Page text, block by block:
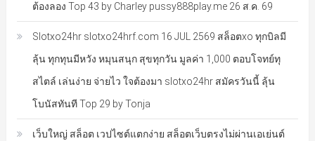
ต้องลอง Top 43 by Charley pussy888play.me 26 ส.ค. 69
Slotxo24hr slotxo24hrf.com 16 JUL 2569 สล็อตxo ทุกบิลมี
ลุ้น ทุกทุนมีหวัง หมุนสนุก สุขทุกวัน มูลค่า 1,000 ตอบโจทย์ทุ
สไตล์ เล่นง่าย จ่ายไว ใจต้องมา slotxo24hr สมัครวันนี้ ลุ้น
โบนัสทันที Top 29 by Tonja
เว็บใหญ่ สล็อต เวปไซต์แตกง่าย สล็อตเว็บตรงไม่ผ่านเอเย่นต์